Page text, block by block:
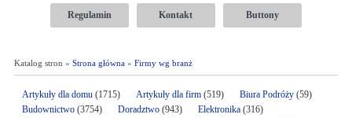
Regulamin Kontakt Buttony
Katalog stron » Strona główna» Firmy wg branż
Artykuły dla domu(1715) Artykuły dla firm(519) Biura Podróży(59)
Budownictwo(3754) Doradztwo(943) Elektronika (316)